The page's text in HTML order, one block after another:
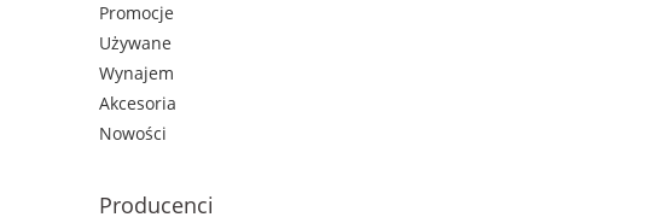
Promocje
Używane
Wynajem
Akcesoria
Nowości
Producenci